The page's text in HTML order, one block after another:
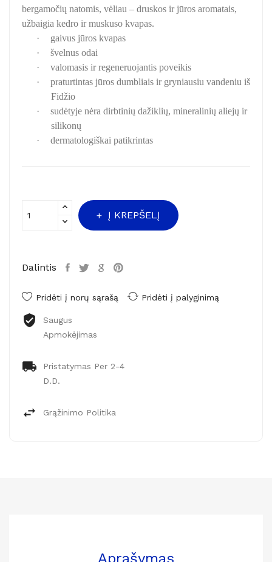
bergamočių natomis, vėliau – druskos ir jūros aromatais,
užbaigia kedro ir muskuso kvapas.
·
gaivus jūros kvapas
·
švelnus odai
·
valomasis ir regeneruojantis poveikis
·
praturtintas jūros dumbliais ir gryniausiu vandeniu iš
Fidžio
·
sudėtyje nėra dirbtinių dažiklių, mineralinių aliejų ir
silikonų
·
dermatologiškai patikrintas
Į KREPŠELĮ
Dalintis
Pridėti į norų sąrašą Pridėti į palyginimą
Saugus
Apmokėjimas
Pristatymas Per 2-4
D.d.
Grąžinimo Politika
Aprašymas